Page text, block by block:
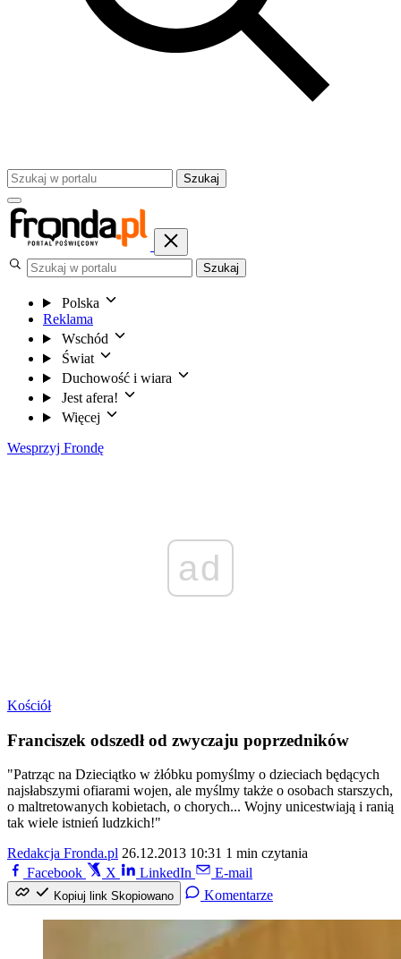
Szukaj
Szukaj
Polska
Reklama
Wschód
Świat
Duchowość i wiara
Jest afera!
Więcej
Wesprzyj Frondę
ad
Kościół
Franciszek odszedł od zwyczaju poprzedników
"Patrząc na Dzieciątko w żłóbku pomyślmy o dzieciach będących
najsłabszymi ofiarami wojen, ale myślmy także o osobach starszych,
o maltretowanych kobietach, o chorych... Wojny unicestwiają i ranią
tak wiele istnień ludzkich!"
Redakcja Fronda.pl 26.12.2013 10:31 1 min czytania
Facebook
X LinkedIn E-mail
Kopiuj link Skopiowano Komentarze